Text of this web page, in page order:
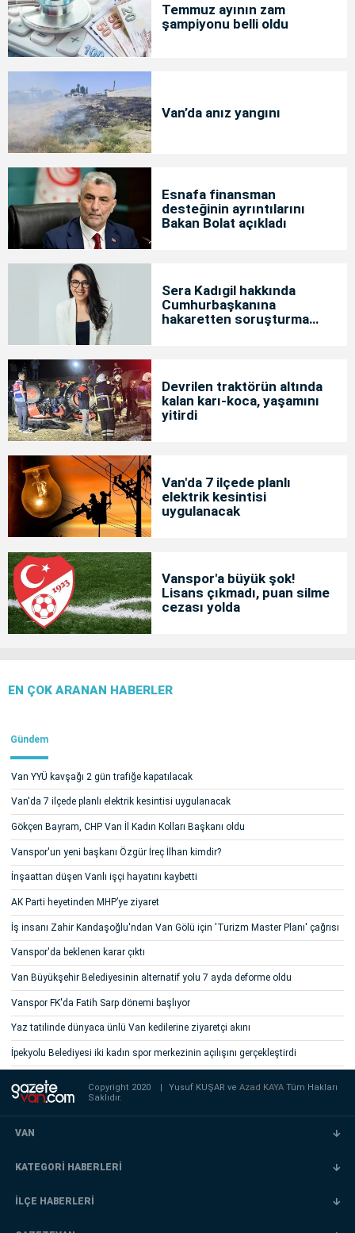
Temmuz ayının zam
şampiyonu belli oldu
Van’da anız yangını
Esnafa finansman
desteğinin ayrıntılarını
Bakan Bolat açıkladı
Sera Kadıgil hakkında
Cumhurbaşkanına
hakaretten soruşturma
Devrilen traktörün altında
kalan karı-koca, yaşamını
yitirdi
Van'da 7 ilçede planlı
elektrik kesintisi
uygulanacak
Vanspor'a büyük şok!
Lisans çıkmadı, puan silme
cezası yolda
EN ÇOK ARANAN HABERLER
Gündem
Van YYÜ kavşağı 2 gün trafiğe kapatılacak
Van'da 7 ilçede planlı elektrik kesintisi uygulanacak
Gökçen Bayram, CHP Van İl Kadın Kolları Başkanı oldu
Vanspor'un yeni başkanı Özgür İreç İlhan kimdir?
İnşaattan düşen Vanlı işçi hayatını kaybetti
AK Parti heyetinden MHP’ye ziyaret
İş insanı Zahir Kandaşoğlu'ndan Van Gölü için 'Turizm Master Planı' çağrısı
Vanspor'da beklenen karar çıktı
Van Büyükşehir Belediyesinin alternatif yolu 7 ayda deforme oldu
Vanspor FK'da Fatih Sarp dönemi başlıyor
Yaz tatilinde dünyaca ünlü Van kedilerine ziyaretçi akını
İpekyolu Belediyesi iki kadın spor merkezinin açılışını gerçekleştirdi
Copyright 2020 | Yusuf KUŞAR veAzad KAYATüm Hakları
Saklıdır.
VAN
KATEGORİ HABERLERİ
İLÇE HABERLERİ